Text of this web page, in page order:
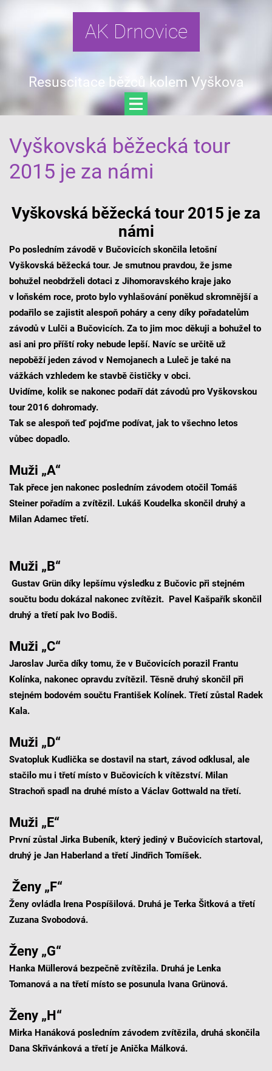
AK Drnovice
Resuscitace běžců kolem Vyškova
Vyškovská běžecká tour
2015 je za námi
Vyškovská běžecká tour 2015 je za
námi
Po posledním závodě v Bučovicích skončila letošní
Vyškovská běžecká tour. Je smutnou pravdou, že jsme
bohužel neobdrželi dotaci z Jihomoravského kraje jako
v loňském roce, proto bylo vyhlašování poněkud skromnější a
podařilo se zajistit alespoň poháry a ceny díky pořadatelům
závodů v Lulči a Bučovicích. Za to jim moc děkuji a bohužel to
asi ani pro příští roky nebude lepší. Navíc se určitě už
nepoběží jeden závod v Nemojanech a Luleč je také na
vážkách vzhledem ke stavbě čističky v obci.
Uvidíme, kolik se nakonec podaří dát závodů pro Vyškovskou
tour 2016 dohromady.
Tak se alespoň teď pojďme podívat, jak to všechno letos
vůbec dopadlo.
Muži „A“
Tak přece jen nakonec posledním závodem otočil Tomáš
Steiner pořadím a zvítězil. Lukáš Koudelka skončil druhý a
Milan Adamec třetí.
Muži „B“
Gustav Grün díky lepšímu výsledku z Bučovic při stejném
součtu bodu dokázal nakonec zvítězit. Pavel Kašpařík skončil
druhý a třetí pak Ivo Bodiš.
Muži „C“
Jaroslav Jurča díky tomu, že v Bučovicích porazil Frantu
Kolínka, nakonec opravdu zvítězil. Těsně druhý skončil při
stejném bodovém součtu František Kolínek. Třetí zůstal Radek
Kala.
Muži „D“
Svatopluk Kudlička se dostavil na start, závod odklusal, ale
stačilo mu i třetí místo v Bučovicích k vítězství. Milan
Strachoň spadl na druhé místo a Václav Gottwald na třetí.
Muži „E“
První zůstal Jirka Bubeník, který jediný v Bučovicích startoval,
druhý je Jan Haberland a třetí Jindřich Tomíšek.
Ženy „F“
Ženy ovládla Irena Pospíšilová. Druhá je Terka Šitková a třetí
Zuzana Svobodová.
Ženy „G“
Hanka Müllerová bezpečně zvítězila. Druhá je Lenka
Tomanová a na třetí místo se posunula Ivana Grünová.
Ženy „H“
Mirka Hanáková posledním závodem zvítězila, druhá skončila
Dana Skřivánková a třetí je Anička Málková.